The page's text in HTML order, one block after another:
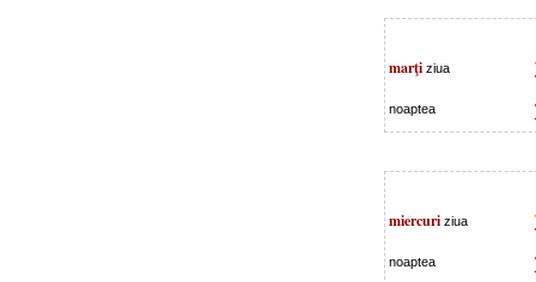
marţi ziua
noaptea
miercuri ziua
noaptea